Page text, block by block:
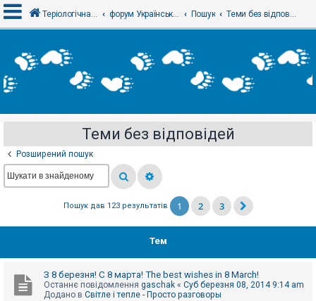
х
і
е
с
т
р
я
е
и
Теріологічна школа форум Українського теріологічного товариства Пошук Теми без відповідей
Теми без відповідей
Розширений пошук
Пошук дав 123 результатів 1 2 3
Тем
З 8 березня! С 8 марта! The best wishes in 8 March!
Останнє повідомлення gaschak « Суб березня 08, 2014 9:14 am
Додано в Світле і тепле - Просто разговоры